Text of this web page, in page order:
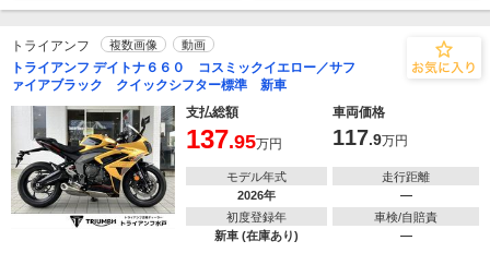
トライアンフ 複数画像 動画
トライアンフ デイトナ６６０ コスミックイエロー／サフ
ァイアブラック クイックシフター標準 新車
支払総額
車両価格
137.95万円 117.9万円
モデル年式
2026年
走行距離
―
初度登録年
新車 (在庫あり)
車検/自賠責
―